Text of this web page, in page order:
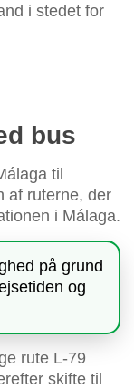
i stedet for
bus
til
af ​​ruterne, der
i Málaga.
på grund
og
rute L-79
skifte til